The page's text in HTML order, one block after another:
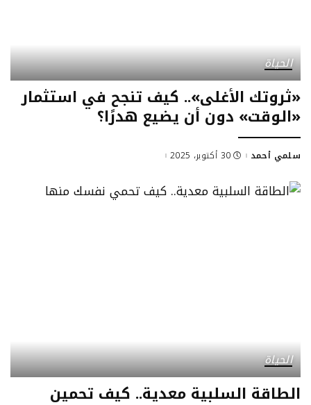
الحياة
«ثروتك الأغلى».. كيف تنجح في استثمار
«الوقت» دون أن يضيع هدرًا؟
Posted
سلمي أحمد 30 أكتوبر، 2025
الحياة
الطاقة السلبية معدية.. كيف تحمين